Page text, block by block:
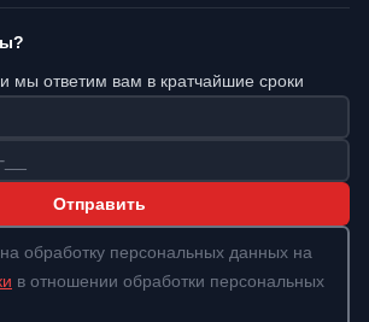
мы ответим вам в кратчайшие сроки
Отправить
на обработку персональных данных на
в отношении обработки персональных